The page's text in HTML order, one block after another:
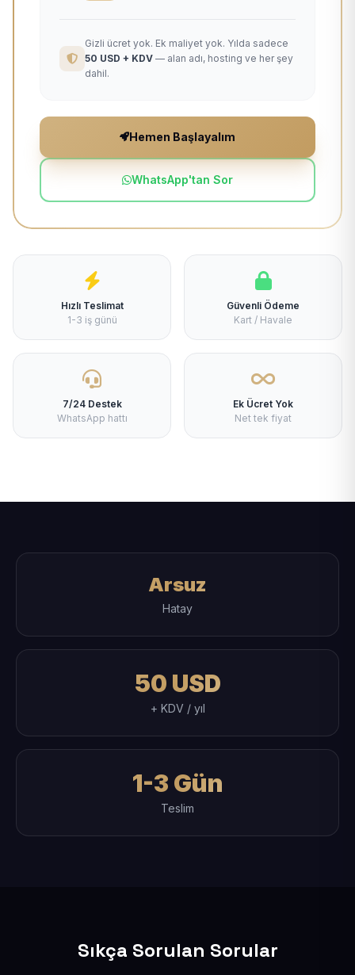
Gizli ücret yok. Ek maliyet yok. Yılda sadece
50 USD + KDV — alan adı, hosting ve her şey
dahil.
Hemen Başlayalım
WhatsApp'tan Sor
Hızlı Teslimat
1-3 iş günü
Güvenli Ödeme
Kart / Havale
7/24 Destek
WhatsApp hattı
Ek Ücret Yok
Net tek fiyat
Arsuz
Hatay
50 USD
+ KDV / yıl
1-3 Gün
Teslim
Sıkça Sorulan Sorular